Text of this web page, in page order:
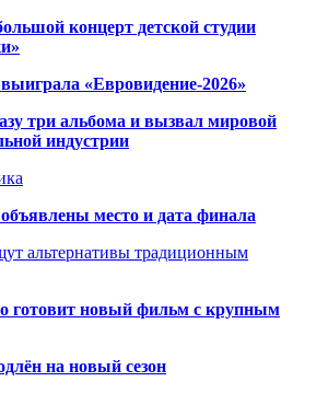
концерт детской студии
«Евровидение-2026»
три альбома и вызвал мировой
индустрии
место и дата финала
альтернативы традиционным
готовит новый фильм с крупным
на новый сезон